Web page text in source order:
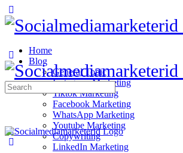
Home
Blog
General Topic
Instagram Marketing
Tiktok Marketing
Facebook Marketing
WhatsApp Marketing
Youtube Marketing
Copywriting
LinkedIn Marketing
Search
for: